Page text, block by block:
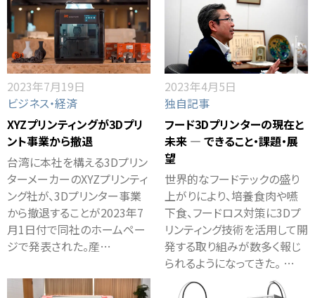
2023年7月19日
ビジネス・経済
XYZプリンティングが3Dプリ
ント事業から撤退
台湾に本社を構える3Dプリン
ターメーカーのXYZプリンティ
ング社が、3Dプリンター事業
から撤退することが2023年7
月1日付で同社のホームペー
ジで発表された。産…
2023年4月5日
独自記事
フード3Dプリンターの現在と
未来 ― できること・課題・展
望
世界的なフードテックの盛り
上がりにより、培養食肉や嚥
下食、フードロス対策に3Dプ
リンティング技術を活用して開
発する取り組みが数多く報じ
られるようになってきた。 …